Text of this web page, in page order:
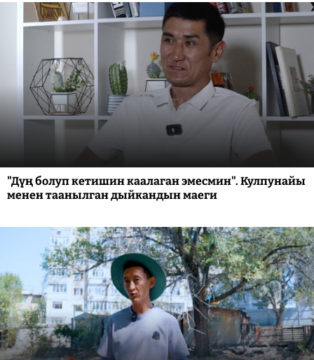
"Дүң болуп кетишин каалаган эмесмин". Кулпунайы
менен таанылган дыйкандын маеги